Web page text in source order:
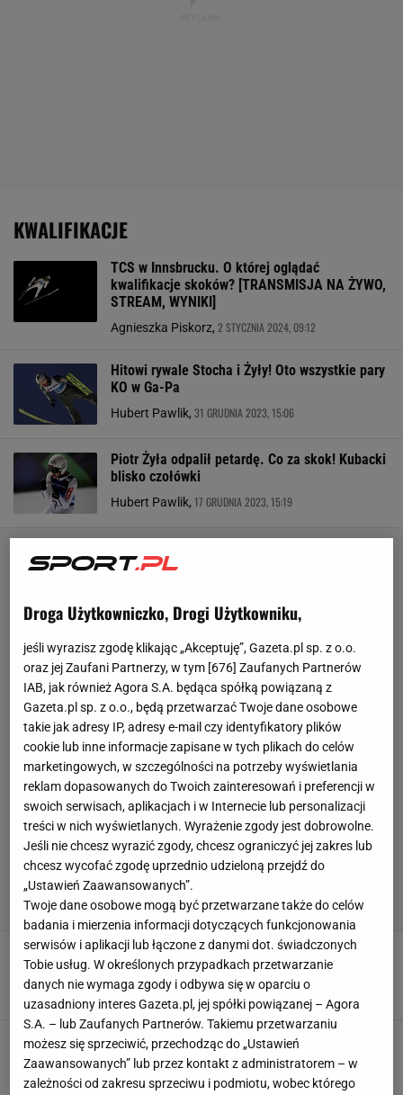
KWALIFIKACJE
TCS w Innsbrucku. O której oglądać
kwalifikacje skoków? [TRANSMISJA NA ŻYWO,
STREAM, WYNIKI]
Agnieszka Piskorz, 2 STYCZNIA 2024, 09:12
Hitowi rywale Stocha i Żyły! Oto wszystkie pary
KO w Ga-Pa
Hubert Pawlik, 31 GRUDNIA 2023, 15:06
Piotr Żyła odpalił petardę. Co za skok! Kubacki
blisko czołówki
Hubert Pawlik, 17 GRUDNIA 2023, 15:19
Kuriozalna dyskwalifikacja skoczka. Rudziński
nie wierzył w to, co widzi
Michał Salamucha, 15 GRUDNIA 2023, 14:22
Brawo! Żyła dał popis w Engelbergu. Stoch z
najlepszym skokiem w sezonie
Jakub Trochimowicz,15 GRUDNIA 2023, 14:02
Droga Użytkowniczko, Drogi Użytkowniku,
jeśli wyrazisz zgodę klikając „Akceptuję”, Gazeta.pl sp. z o.o.
oraz jej Zaufani Partnerzy, w tym [676] Zaufanych Partnerów
IAB, jak również Agora S.A. będąca spółką powiązaną z
Gazeta.pl sp. z o.o., będą przetwarzać Twoje dane osobowe
takie jak adresy IP, adresy e-mail czy identyfikatory plików
cookie lub inne informacje zapisane w tych plikach do celów
marketingowych, w szczególności na potrzeby wyświetlania
reklam dopasowanych do Twoich zainteresowań i preferencji w
swoich serwisach, aplikacjach i w Internecie lub personalizacji
treści w nich wyświetlanych. Wyrażenie zgody jest dobrowolne.
Jeśli nie chcesz wyrazić zgody, chcesz ograniczyć jej zakres lub
chcesz wycofać zgodę uprzednio udzieloną przejdź do
„Ustawień Zaawansowanych”.
Twoje dane osobowe mogą być przetwarzane także do celów
badania i mierzenia informacji dotyczących funkcjonowania
serwisów i aplikacji lub łączone z danymi dot. świadczonych
Tobie usług. W określonych przypadkach przetwarzanie
danych nie wymaga zgody i odbywa się w oparciu o
uzasadniony interes Gazeta.pl, jej spółki powiązanej – Agora
S.A. – lub Zaufanych Partnerów. Takiemu przetwarzaniu
możesz się sprzeciwić, przechodząc do „Ustawień
Zaawansowanych” lub przez kontakt z administratorem – w
zależności od zakresu sprzeciwu i podmiotu, wobec którego